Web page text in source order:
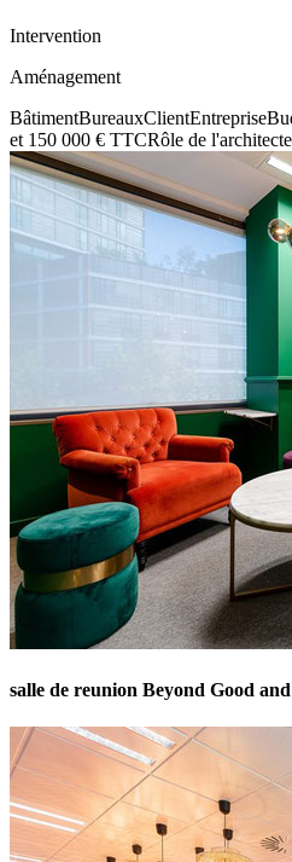
Intervention
Aménagement
BâtimentBureauxClientEntreprise
et 150 000 € TTCRôle de l'architecte
salle de reunion Beyond Good